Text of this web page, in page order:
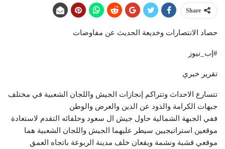
Share
حصاد الانتصارات وخديعة الحديث عن مفاوضات
#إب_نيوز
تقرير خبري
تتسارع الاحداث وتتراكم إنجازات الجيش واللجان الشعبية في مختلف
جبهات الكرامة والذود عن الدين والعرض والوطن
ففي الجبهة الشمالية حاول جيش ال سعود وحلفائه التقدم لاستعادة
موقعين استراتيجيين سيطر عليهما الجيش واللجان الشعبية هما
موقعي قشبة ونشمة ويقعان خلف مدينة الربوعة باتجاه العمق